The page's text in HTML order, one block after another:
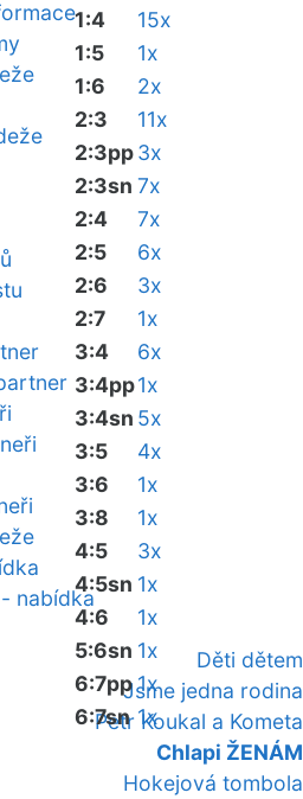
nabídka
Děti dětem
Jsme jedna rodina
Petr Koukal a Kometa
Chlapi ŽENÁM
Hokejová tombola
1:4
15x
1:5
1x
1:6
2x
2:3
11x
2:3pp3x
2:3sn 7x
2:4
7x
2:5
6x
2:6
3x
2:7
1x
3:4
6x
3:4pp1x
3:4sn 5x
3:5
4x
3:6
1x
3:8
1x
4:5
3x
4:5sn 1x
4:6
1x
5:6sn 1x
6:7pp1x
6:7sn 1x